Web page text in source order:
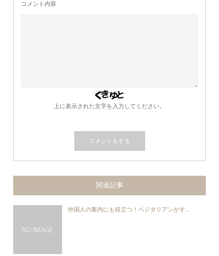
コメント内容
上に表示された文字を入力してください。
関連記事
外国人の案内にも役立つ！ベジタリアンがす...